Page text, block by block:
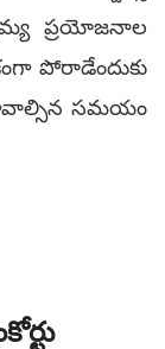
ప్రయోజనాల
పోరాడేందుకు
సమయం